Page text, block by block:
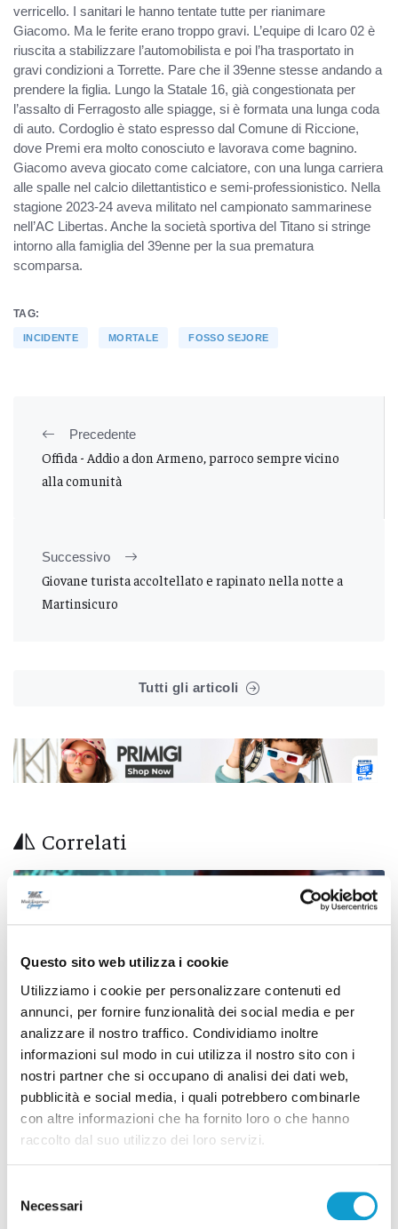
Questo sito web utilizza i cookie
Utilizziamo i cookie per personalizzare contenuti ed
annunci, per fornire funzionalità dei social media e per
analizzare il nostro traffico. Condividiamo inoltre
informazioni sul modo in cui utilizza il nostro sito con i
nostri partner che si occupano di analisi dei dati web,
pubblicità e social media, i quali potrebbero combinarle
con altre informazioni che ha fornito loro o che hanno
raccolto dal suo utilizzo dei loro servizi.
delNecessari
verricello. I sanitari le hanno tentate tutte per rianimare
Giacomo. Ma le ferite erano troppo gravi. L’equipe di Icaro 02 è
riuscita a stabilizzare l’automobilista e poi l’ha trasportato in
gravi condizioni a Torrette. Pare che il 39enne stesse andando a
prendere la figlia. Lungo la Statale 16, già congestionata per
l’assalto di Ferragosto alle spiagge, si è formata una lunga coda
di auto. Cordoglio è stato espresso dal Comune di Riccione,
dove Premi era molto conosciuto e lavorava come bagnino.
Giacomo aveva giocato come calciatore, con una lunga carriera
alle spalle nel calcio dilettantistico e semi-professionistico. Nella
stagione 2023-24 aveva militato nel campionato sammarinese
nell’AC Libertas. Anche la società sportiva del Titano si stringe
intorno alla famiglia del 39enne per la sua prematura
scomparsa.
TAG:
INCIDENTE MORTALE FOSSO SEJORE
Precedente
Offida - Addio a don Armeno, parroco sempre vicino
alla comunità
Successivo
Giovane turista accoltellato e rapinato nella notte a
Martinsicuro
Tutti gli articoli
Correlati
Stampavano soldi falsi nel Chietino: 5 misure